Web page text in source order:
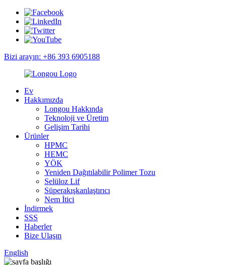
Bizi arayın: +86 393 6905188
Ev
Hakkımızda
Longou Hakkında
Teknoloji ve Üretim
Gelişim Tarihi
Ürünler
HPMC
HEMC
YÖK
Yeniden Dağıtılabilir Polimer Tozu
Selüloz Lif
Süperakışkanlaştırıcı
Nem İtici
İndirmek
SSS
Haberler
Bize Ulaşın
English